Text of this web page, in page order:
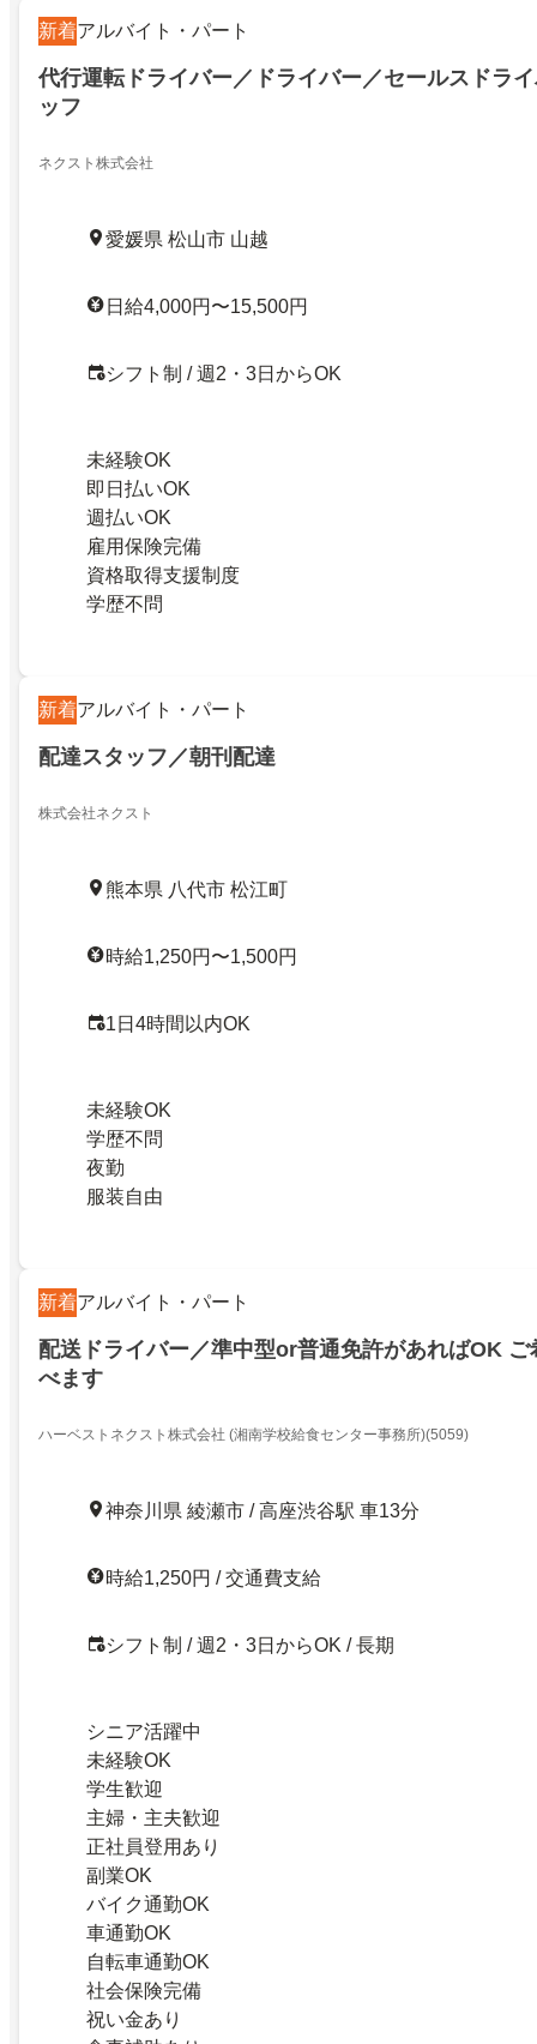
新着アルバイト・パート
代行運転ドライバー／ドライバー／セールスドラ
ッフ
ネクスト株式会社
愛媛県 松山市 山越
日給4,000円〜15,500円
シフト制 / 週2・3日からOK
未経験OK
即日払いOK
週払いOK
雇用保険完備
資格取得支援制度
学歴不問
新着アルバイト・パート
配達スタッフ／朝刊配達
株式会社ネクスト
熊本県 八代市 松江町
時給1,250円〜1,500円
1日4時間以内OK
未経験OK
学歴不問
夜勤
服装自由
新着アルバイト・パート
配送ドライバー／準中型or普通免許があればOK ご
べます
ハーベストネクスト株式会社 (湘南学校給食センター事務所)(5059)
神奈川県 綾瀬市 / 高座渋谷駅 車13分
時給1,250円 / 交通費支給
シフト制 / 週2・3日からOK / 長期
シニア活躍中
未経験OK
学生歓迎
主婦・主夫歓迎
正社員登用あり
副業OK
バイク通勤OK
車通勤OK
自転車通勤OK
社会保険完備
祝い金あり